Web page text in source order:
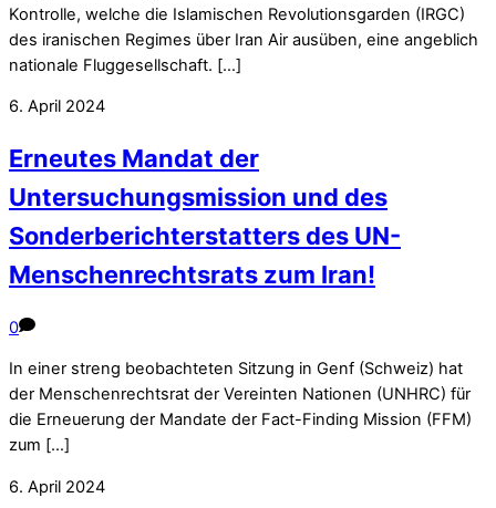
Kontrolle, welche die Islamischen Revolutionsgarden (IRGC)
des iranischen Regimes über Iran Air ausüben, eine angeblich
nationale Fluggesellschaft. […]
6. April 2024
Erneutes Mandat der
Untersuchungsmission und des
Sonderberichterstatters des UN-
Menschenrechtsrats zum Iran!
0
In einer streng beobachteten Sitzung in Genf (Schweiz) hat
der Menschenrechtsrat der Vereinten Nationen (UNHRC) für
die Erneuerung der Mandate der Fact-Finding Mission (FFM)
zum […]
6. April 2024